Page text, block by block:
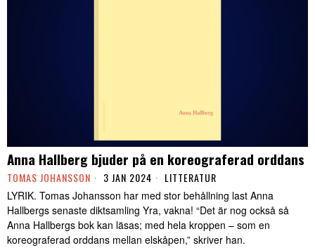
Anna Hallberg bjuder på en koreograferad orddans
TOMAS JOHANSSON 3 JAN 2024 LITTERATUR
LYRIK. Tomas Johansson har med stor behållning last Anna
Hallbergs senaste diktsamling Yra, vakna! “Det är nog också så
Anna Hallbergs bok kan läsas; med hela kroppen – som en
koreograferad orddans mellan elskåpen,” skriver han.